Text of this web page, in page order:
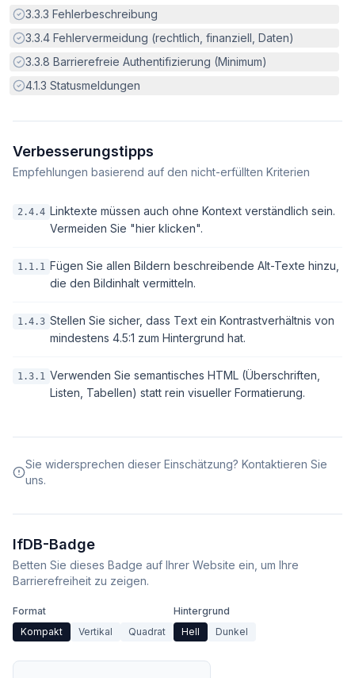
Erfüllt:
3.3.3 Fehlerbeschreibung
Erfüllt:
3.3.4 Fehlervermeidung (rechtlich, finanziell, Daten)
Erfüllt:
3.3.8 Barrierefreie Authentifizierung (Minimum)
Erfüllt:
4.1.3 Statusmeldungen
Verbesserungstipps
Empfehlungen basierend auf den nicht-erfüllten Kriterien
2.4.4 Linktexte müssen auch ohne Kontext verständlich sein.
Vermeiden Sie "hier klicken".
1.1.1 Fügen Sie allen Bildern beschreibende Alt-Texte hinzu,
die den Bildinhalt vermitteln.
1.4.3 Stellen Sie sicher, dass Text ein Kontrastverhältnis von
mindestens 4.5:1 zum Hintergrund hat.
1.3.1 Verwenden Sie semantisches HTML (Überschriften,
Listen, Tabellen) statt rein visueller Formatierung.
Sie widersprechen dieser Einschätzung? Kontaktieren Sie
uns.
IfDB-Badge
Betten Sie dieses Badge auf Ihrer Website ein, um Ihre
Barrierefreiheit zu zeigen.
Format
Kompakt
Vertikal Quadrat
Hintergrund
Hell
Dunkel